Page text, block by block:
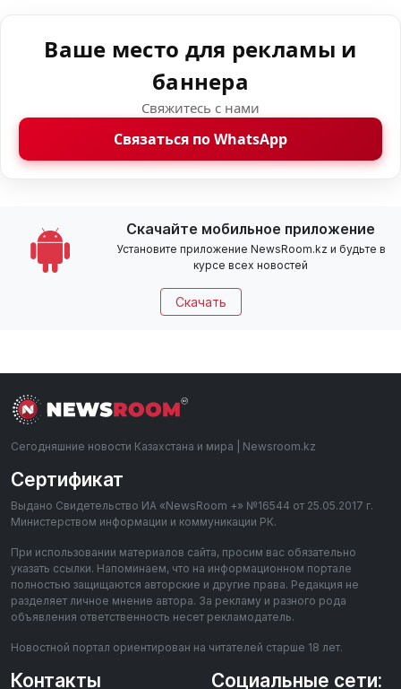
Ваше место для рекламы и
баннера
Свяжитесь с нами
Связаться по WhatsApp
Скачайте мобильное приложение
Установите приложение NewsRoom.kz и будьте в
курсе всех новостей
Скачать
Сегодняшние новости Казахстана и мира | Newsroom.kz
Сертификат
Выдано Свидетельство ИА «NewsRoom +» №16544 от 25.05.2017 г.
Министерством информации и коммуникации РК.
При использовании материалов сайта, просим вас обязательно
указать ссылки. Напоминаем, что на информационном портале
полностью защищаются авторские и другие права. Редакция не
разделяет личное мнение автора. За рекламу и разного рода
объявления ответственность несет рекламодатель.
Новостной портал ориентирован на читателей старше 18 лет.
Контакты Социальные сети: